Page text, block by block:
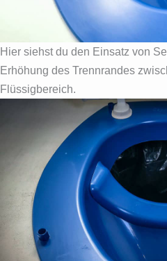
Hier siehst du den Einsatz von
Erhöhung des Trennrandes
Flüssigbereich.